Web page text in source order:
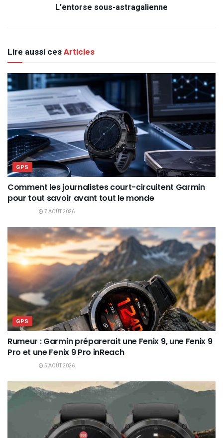
L’entorse sous-astragalienne
Lire aussi cesArticles
GPS
Comment les journalistes court-circuitent Garmin
pour tout savoir avant tout le monde
7 AOÛT 2026
GPS
Rumeur : Garmin préparerait une Fenix 9, une Fenix 9
Pro et une Fenix 9 Pro inReach
5 AOÛT 2026